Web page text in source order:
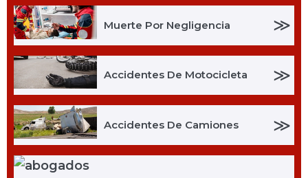
Muerte Por Negligencia ≫
Accidentes De Motocicleta ≫
Accidentes De Camiones ≫